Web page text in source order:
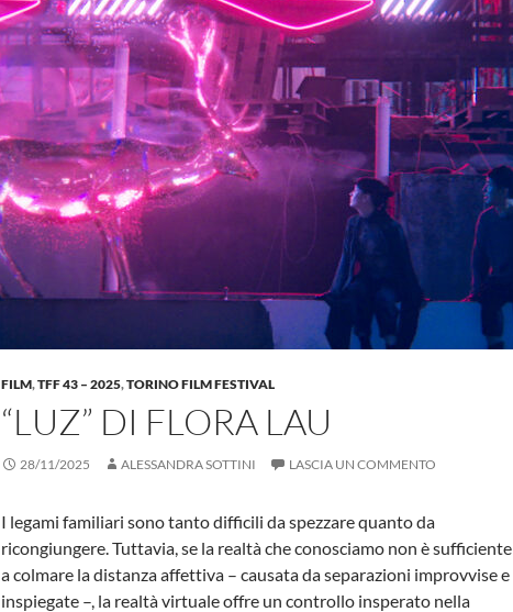
FILM,TFF 43 – 2025,TORINO FILM FESTIVAL
“LUZ” DI FLORA LAU
28/11/2025 ALESSANDRA SOTTINI LASCIA UN COMMENTO
I legami familiari sono tanto difficili da spezzare quanto da
ricongiungere. Tuttavia, se la realtà che conosciamo non è sufficiente
a colmare la distanza affettiva – causata da separazioni improvvise e
inspiegate –, la realtà virtuale offre un controllo insperato nella